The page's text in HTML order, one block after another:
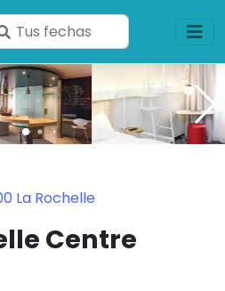
Ingresa
tus
fechas
La Rochelle
Centre